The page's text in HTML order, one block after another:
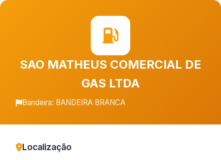
SAO MATHEUS COMERCIAL DE
GAS LTDA
Bandeira: BANDEIRA BRANCA
Localização